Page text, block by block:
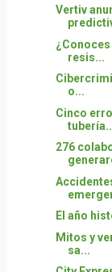
Vertiv
¿Conoces
resis...
o...
Cinco
276
El año
Mitos y
sa...